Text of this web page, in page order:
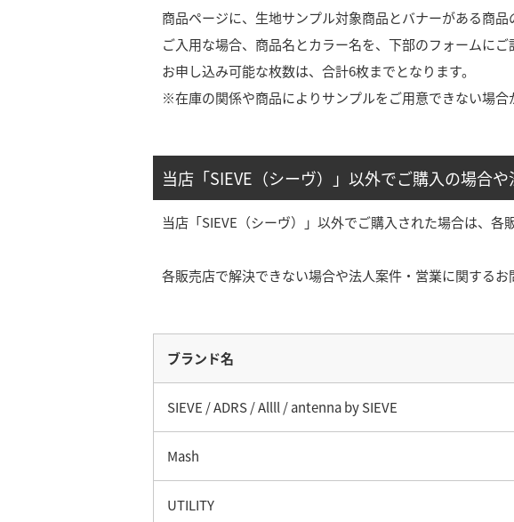
商品ページに、生地サンプル対象商品とバナーがある商品
ご入用な場合、商品名とカラー名を、下部のフォームにご
お申し込み可能な枚数は、合計6枚までとなります。
※在庫の関係や商品によりサンプルをご用意できない場合
当店「SIEVE（シーヴ）」以外でご購入の場合
当店「SIEVE（シーヴ）」以外でご購入された場合は、各
各販売店で解決できない場合や法人案件・営業に関する
ブランド名
SIEVE / ADRS / Allll / antenna by SIEVE
Mash
UTILITY